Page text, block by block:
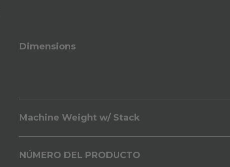
Dimensions
Machine Weight w/ Stack
NÚMERO DEL PRODUCTO